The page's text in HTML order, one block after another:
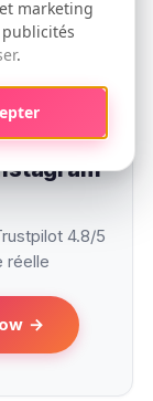
vos produits
euro depense
4.8/5
réelle
→
marketing
.